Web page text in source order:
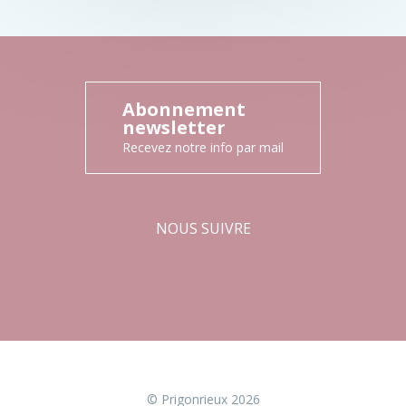
Abonnement
newsletter
Recevez notre info par mail
NOUS SUIVRE
© Prigonrieux 2026